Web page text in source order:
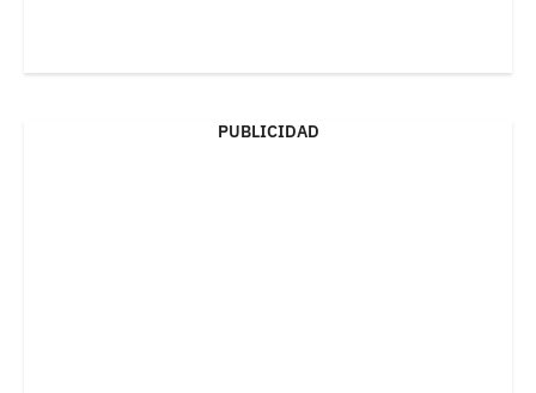
PUBLICIDAD